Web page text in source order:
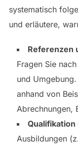
systematisch
und erläutere,
Referenzen
Fragen Sie
und
anhand von
Abrechnungen,
Ausbildungen